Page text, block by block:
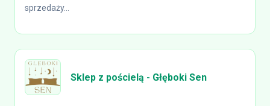
sprzedaży...
Sklep z pościelą - Głęboki Sen